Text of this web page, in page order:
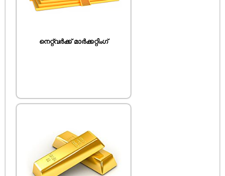
നെറ്റ്വർക്ക് മാർക്കറ്റിംഗ്